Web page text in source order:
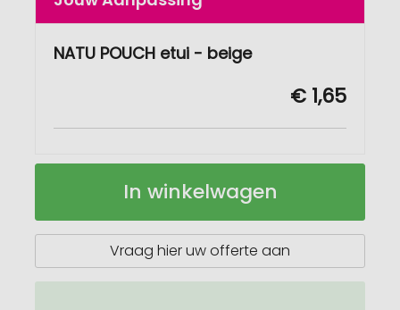
NATU POUCH etui - beige
€ 1,65
NATU
Op
In winkelwagen
Vraag hier uw offerte aan